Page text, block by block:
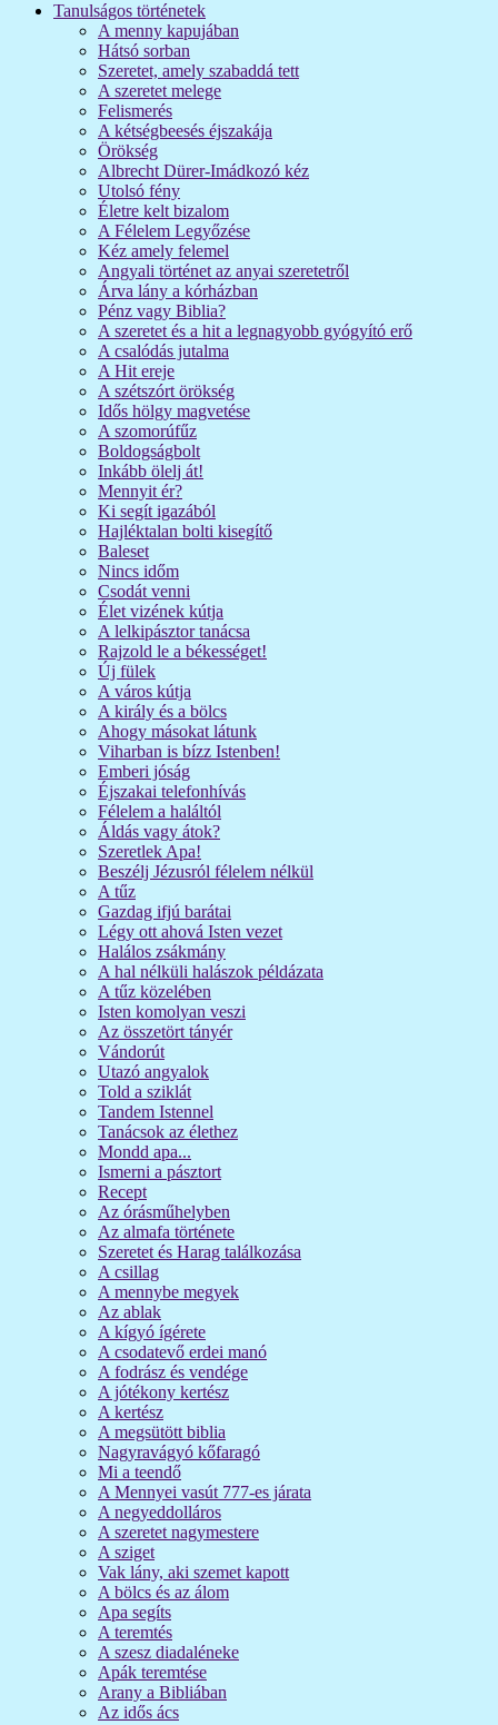
Tanulságos történetek
A menny kapujában
Hátsó sorban
Szeretet, amely szabaddá tett
A szeretet melege
Felismerés
A kétségbeesés éjszakája
Örökség
Albrecht Dürer-Imádkozó kéz
Utolsó fény
Életre kelt bizalom
A Félelem Legyőzése
Kéz amely felemel
Angyali történet az anyai szeretetről
Árva lány a kórházban
Pénz vagy Biblia?
A szeretet és a hit a legnagyobb gyógyító erő
A csalódás jutalma
A Hit ereje
A szétszórt örökség
Idős hölgy magvetése
A szomorúfűz
Boldogságbolt
Inkább ölelj át!
Mennyit ér?
Ki segít igazából
Hajléktalan bolti kisegítő
Baleset
Nincs időm
Csodát venni
Élet vizének kútja
A lelkipásztor tanácsa
Rajzold le a békességet!
Új fülek
A város kútja
A király és a bölcs
Ahogy másokat látunk
Viharban is bízz Istenben!
Emberi jóság
Éjszakai telefonhívás
Félelem a haláltól
Áldás vagy átok?
Szeretlek Apa!
Beszélj Jézusról félelem nélkül
A tűz
Gazdag ifjú barátai
Légy ott ahová Isten vezet
Halálos zsákmány
A hal nélküli halászok példázata
A tűz közelében
Isten komolyan veszi
Az összetört tányér
Vándorút
Utazó angyalok
Told a sziklát
Tandem Istennel
Tanácsok az élethez
Mondd apa...
Ismerni a pásztort
Recept
Az órásműhelyben
Az almafa története
Szeretet és Harag találkozása
A csillag
A mennybe megyek
Az ablak
A kígyó ígérete
A csodatevő erdei manó
A fodrász és vendége
A jótékony kertész
A kertész
A megsütött biblia
Nagyravágyó kőfaragó
Mi a teendő
A Mennyei vasút 777-es járata
A negyeddolláros
A szeretet nagymestere
A sziget
Vak lány, aki szemet kapott
A bölcs és az álom
Apa segíts
A teremtés
A szesz diadaléneke
Apák teremtése
Arany a Bibliában
Az idős ács